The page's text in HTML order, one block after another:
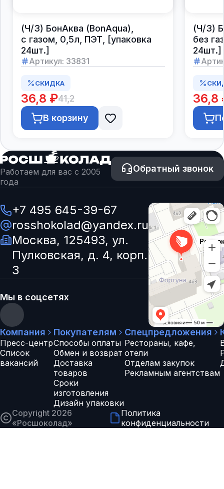
(Ч/З) БонАква (BonAqua),
с газом, 0,5л, ПЭТ, [упаковка
24шт.]
Артикул: 33831
СКИДКА
36,8 ₽41,2
В корзину
(Ч/З)
без
24шт.]
36,8
Работаем для вас с 2005
года
Обратный звонок
+7 495 645-39-67
rosshokolad@yandex.ru
Москва, 125493, ул.
Пулковская, д. 4, корп.
3
Мы в соцсетях
Компания
Пресс-центр
Список
вакансий
Покупателям
Способы оплаты
Обмен и возврат
Доставка
товаров
Сроки
изготовления
Дизайн упаковки
Спецпредложения
Рестораны, кафе,
отели
Отделам закупок
Рекламным агентствам
Copyright 2026
«Росшоколад»
Политика
конфиденциальности